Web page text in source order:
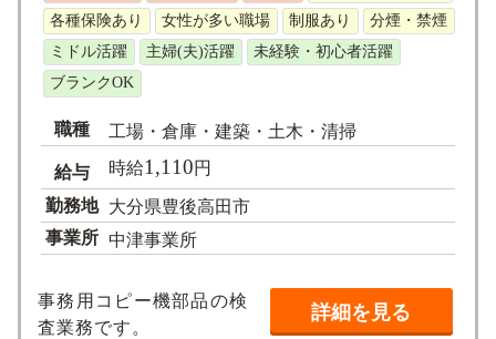
各種保険あり
女性が多い職場 制服あり
分煙・禁煙
ミドル活躍
主婦(夫)活躍
未経験・初心者活躍
ブランクOK
職種 工場・倉庫・建築・土木・清掃
給与 時給1,110円
勤務地 大分県豊後高田市
事業所 中津事業所
事務用コピー機部品の検
査業務です。
詳細を見る